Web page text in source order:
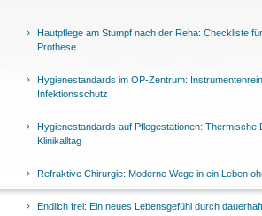
Hautpflege am Stumpf nach der Reha: Checkliste
Prothese
Hygienestandards im OP-Zentrum:
Infektionsschutz
Hygienestandards auf Pflegestationen: Thermische
Klinikalltag
Refraktive Chirurgie: Moderne Wege in ein Leben
Endlich frei: Ein neues Lebensgefühl durch